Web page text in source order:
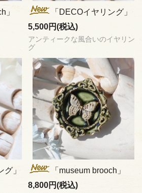
」
「DECOイヤリング」
5,500円(税込)
アンティークな風合いのイヤリン
グ
グ」
「museum brooch」
8,800円(税込)